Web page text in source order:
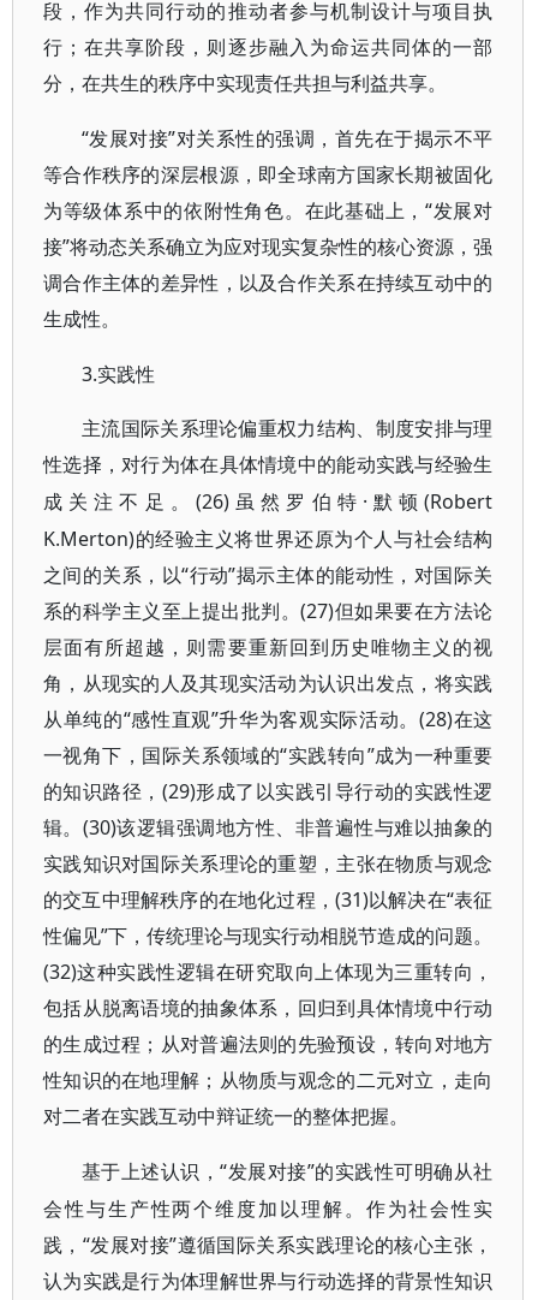
段，作为共同行动的推动者参与机制设计与项目执
行；在共享阶段，则逐步融入为命运共同体的一部
分，在共生的秩序中实现责任共担与利益共享。
“发展对接”对关系性的强调，首先在于揭示不平
等合作秩序的深层根源，即全球南方国家长期被固化
为等级体系中的依附性角色。在此基础上，“发展对
接”将动态关系确立为应对现实复杂性的核心资源，强
调合作主体的差异性，以及合作关系在持续互动中的
生成性。
3.实践性
主流国际关系理论偏重权力结构、制度安排与理
性选择，对行为体在具体情境中的能动实践与经验生
成关注不足。 (26)虽然罗伯特·默顿(Robert
K.Merton)的经验主义将世界还原为个人与社会结构
之间的关系，以“行动”揭示主体的能动性，对国际关
系的科学主义至上提出批判。(27)但如果要在方法论
层面有所超越，则需要重新回到历史唯物主义的视
角，从现实的人及其现实活动为认识出发点，将实践
从单纯的“感性直观”升华为客观实际活动。(28)在这
一视角下，国际关系领域的“实践转向”成为一种重要
的知识路径，(29)形成了以实践引导行动的实践性逻
辑。(30)该逻辑强调地方性、非普遍性与难以抽象的
实践知识对国际关系理论的重塑，主张在物质与观念
的交互中理解秩序的在地化过程，(31)以解决在“表征
性偏见”下，传统理论与现实行动相脱节造成的问题。
(32)这种实践性逻辑在研究取向上体现为三重转向，
包括从脱离语境的抽象体系，回归到具体情境中行动
的生成过程；从对普遍法则的先验预设，转向对地方
性知识的在地理解；从物质与观念的二元对立，走向
对二者在实践互动中辩证统一的整体把握。
基于上述认识，“发展对接”的实践性可明确从社
会性与生产性两个维度加以理解。作为社会性实
践，“发展对接”遵循国际关系实践理论的核心主张，
认为实践是行为体理解世界与行动选择的背景性知识